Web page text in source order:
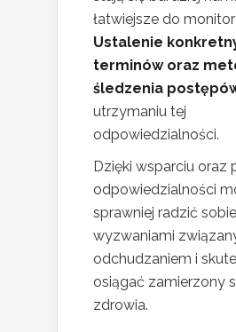
łatwiejsze do
Ustalenie
terminów oraz
śledzenia
utrzymaniu tej
odpowiedzialności.
Dzięki wsparciu oraz
odpowiedzialności
sprawniej radzić
wyzwaniami
odchudzaniem i
osiągać zamierzony
zdrowia.